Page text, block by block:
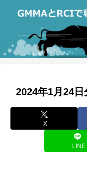
2024年1月24
X
LINE